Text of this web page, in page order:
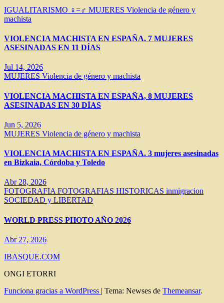
IGUALITARISMO ♀=♂ MUJERES Violencia de género y
machista
VIOLENCIA MACHISTA EN ESPAÑA. 7 MUJERES
ASESINADAS EN 11 DÍAS
Jul 14, 2026
MUJERES Violencia de género y machista
VIOLENCIA MACHISTA EN ESPAÑA, 8 MUJERES
ASESINADAS EN 30 DÍAS
Jun 5, 2026
MUJERES Violencia de género y machista
VIOLENCIA MACHISTA EN ESPAÑA. 3 mujeres asesinadas
en Bizkaia, Córdoba y Toledo
Abr 28, 2026
FOTOGRAFIAFOTOGRAFIAS HISTORICAS inmigracion
SOCIEDAD y LIBERTAD
WORLD PRESS PHOTO AÑO 2026
Abr 27, 2026
IBASQUE.COM
ONGI ETORRI
Funciona gracias a WordPress | Tema: Newses de Themeansar.